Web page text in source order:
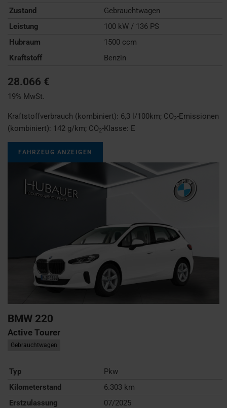
Zustand
Gebrauchtwagen
Leistung
100 kW / 136 PS
Hubraum
1500 ccm
Kraftstoff
Benzin
28.066 €
19% MwSt.
Kraftstoffverbrauch (kombiniert): 6,3 l/100km; CO2-Emissionen
(kombiniert): 142 g/km; CO2-Klasse: E
FAHRZEUG ANZEIGEN
BMW 220
Active Tourer
Gebrauchtwagen
Typ
Pkw
Kilometerstand
6.303 km
Erstzulassung
07/2025